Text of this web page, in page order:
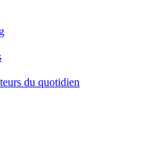
du quotidien